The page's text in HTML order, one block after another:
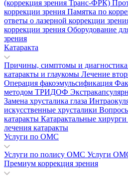
(коррекция зрения Транс-ФРК)
коррекции зрения Памятка по
ответы о лазерной коррекции
коррекции зрения Оборудование
зрения
Катаракта
Причины, симптомы и диагностика
катаракты и глаукомы Лечение
Операция факоэмульсификация
методом ТРИДОФ
Замена хрусталика глаза
искусственные хрусталики
катаракты Катарактальные хирурги
лечения катаракты
Услуги по ОМС
Услуги по полису ОМС Услуги
Премиум коррекция зрения